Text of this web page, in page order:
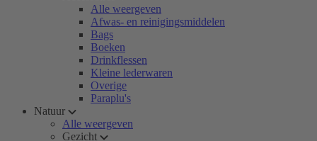
Alle weergeven
Afwas- en reinigingsmiddelen
Bags
Boeken
Drinkflessen
Kleine lederwaren
Overige
Paraplu's
Natuur
Alle weergeven
Gezicht